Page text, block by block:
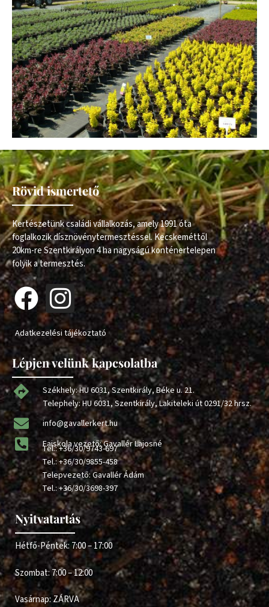
Rövid ismertető
Kertészetünk családi vállalkozás, amely 1991 óta
foglalkozik dísznövénytermesztéssel. Kecskeméttől
20km-re Szentkirályon 4 ha nagyságú konténertelepen
folyik a termesztés.
Adatkezelési tájékoztató
Lépjen velünk kapcsolatba
Székhely: HU 6031, Szentkirály, Béke u. 21.
Telephely: HU 6031, Szentkirály, Lakiteleki út 0291/32 hrsz.
info@gavallerkert.hu
Faiskola vezető: Gavallér Lajosné
Tel.:+36/30/9743-697
Tel.:+36/30/9855-458
Telepvezető: Gavallér Ádám
Tel.:+36/30/3698-397
Nyitvatartás
Hétfő-Péntek: 7:00 – 17:00
Szombat: 7:00 – 12:00
Vasárnap: ZÁRVA